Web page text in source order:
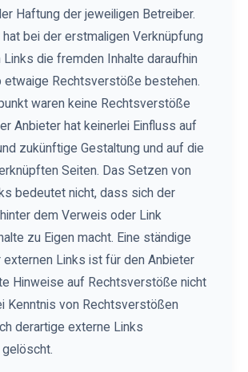
Haftung der jeweiligen Betreiber.
bei der erstmaligen Verknüpfung
die fremden Inhalte daraufhin
etwaige Rechtsverstöße bestehen.
waren keine Rechtsverstöße
Anbieter hat keinerlei Einfluss auf
zukünftige Gestaltung und auf die
Seiten. Das Setzen von
bedeutet nicht, dass sich der
dem Verweis oder Link
zu Eigen macht. Eine ständige
externen Links ist für den Anbieter
Hinweise auf Rechtsverstöße nicht
Kenntnis von Rechtsverstößen
derartige externe Links